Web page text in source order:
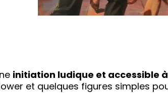
initiation ludique et accessible
et quelques figures simples